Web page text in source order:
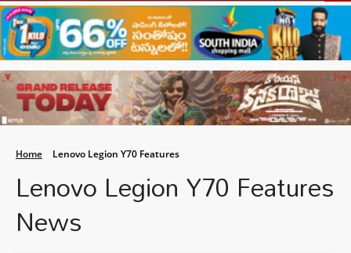
Home Lenovo Legion Y70 Features
Lenovo Legion Y70 Features
News